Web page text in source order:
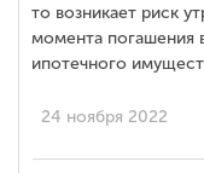
то возникает риск
момента погашения
ипотечного
24 ноября 2022